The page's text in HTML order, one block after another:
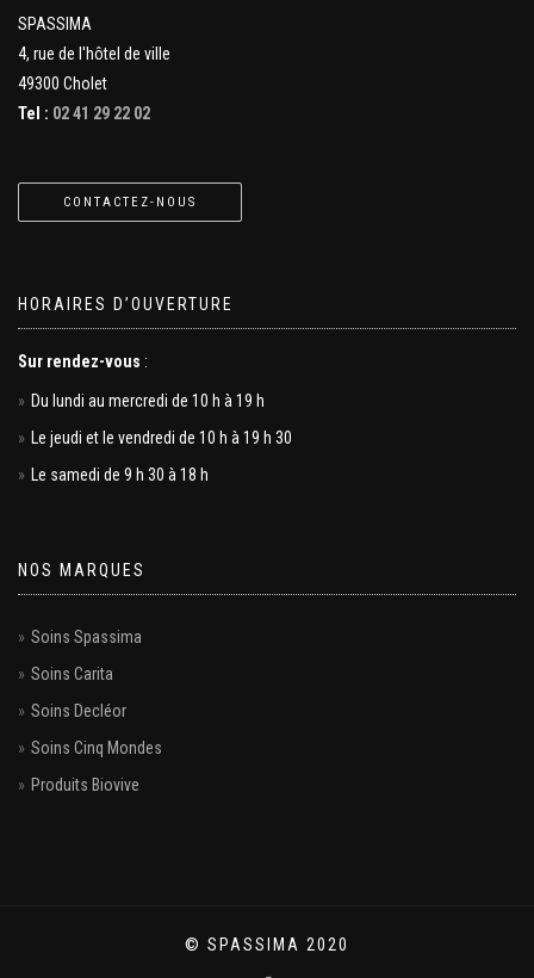
SPASSIMA
4, rue de l'hôtel de ville
49300 Cholet
Tel : 02 41 29 22 02
CONTACTEZ-NOUS
HORAIRES D’OUVERTURE
Sur rendez-vous :
Du lundi au mercredi de 10 h à 19 h
Le jeudi et le vendredi de 10 h à 19 h 30
Le samedi de 9 h 30 à 18 h
NOS MARQUES
Soins Spassima
Soins Carita
Soins Decléor
Soins Cinq Mondes
Produits Biovive
© SPASSIMA 2020